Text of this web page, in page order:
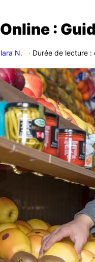
:
N. · Durée de lecture :